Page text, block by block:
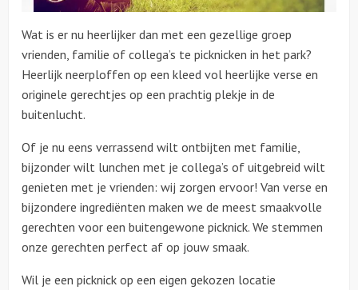
Over ons
Wat is er nu heerlijker dan met een gezellige groep
vrienden, familie of collega’s te picknicken in het park?
Heerlijk neerploffen op een kleed vol heerlijke verse en
originele gerechtjes op een prachtig plekje in de
buitenlucht.
Of je nu eens verrassend wilt ontbijten met familie,
bijzonder wilt lunchen met je collega’s of uitgebreid wilt
genieten met je vrienden: wij zorgen ervoor! Van verse en
bijzondere ingrediënten maken we de meest smaakvolle
gerechten voor een buitengewone picknick. We stemmen
onze gerechten perfect af op jouw smaak.
Wil je een picknick op een eigen gekozen locatie